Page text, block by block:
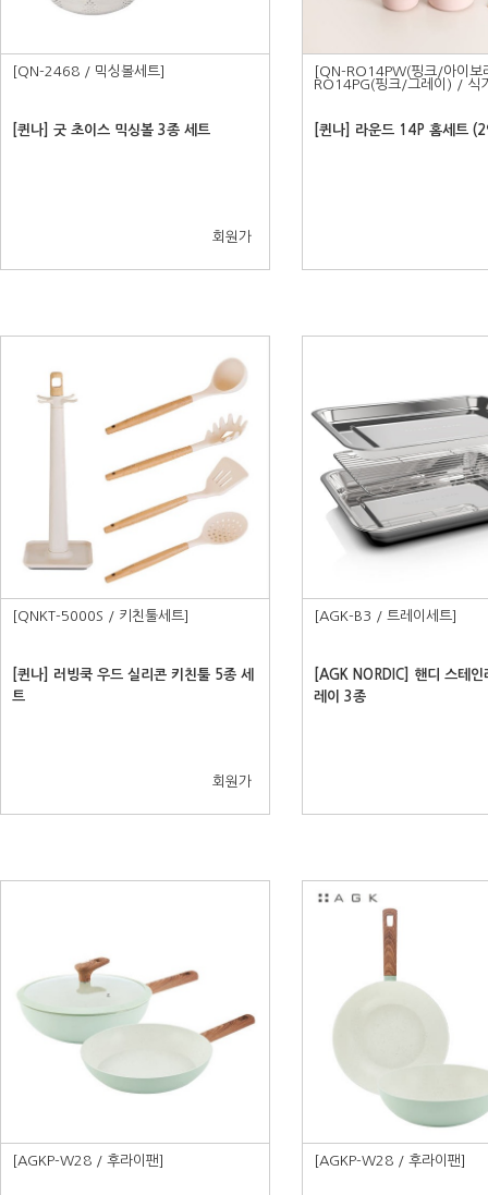
[QN-2468 / 믹싱볼세트]
[퀸나] 굿 초이스 믹싱볼 3종 세트
회원가
[QN-RO14PW(핑크/아이보
RO14PG(핑크/그레이) / 식
[퀸나] 라운드 14P 홈세트
[QNKT-5000S / 키친툴세트]
[퀸나] 러빙쿡 우드 실리콘 키친툴 5종 세
트
회원가
[AGK-B3 / 트레이세트]
[AGK NORDIC] 핸디 스테인
레이 3종
[AGKP-W28 / 후라이팬] [AGKP-W28 / 후라이팬]